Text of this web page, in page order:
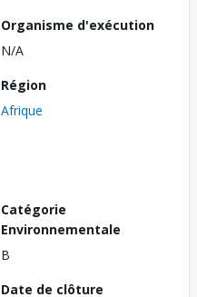
Organisme d'exécution
N/A
Région
Afrique
Catégorie
Environnementale
B
Date de clôture